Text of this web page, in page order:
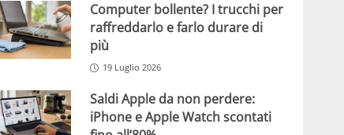
Computer bollente? I trucchi per
raffreddarlo e farlo durare di
più
19 Luglio 2026
Saldi Apple da non perdere:
iPhone e Apple Watch scontati